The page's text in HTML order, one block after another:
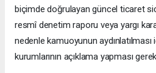
biçimde doğrulayan güncel ticaret
resmî denetim raporu veya yargı
nedenle kamuoyunun
kurumlarının açıklama yapması